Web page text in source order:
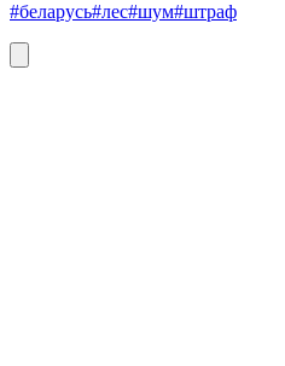
#беларусь#лес#шум#штраф